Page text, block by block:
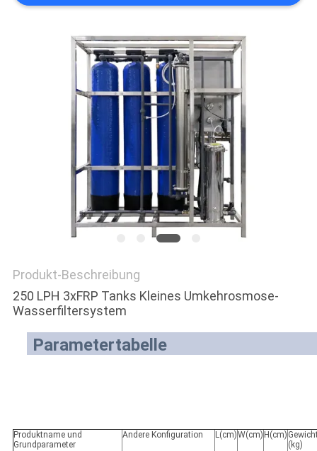
ZITAT
SITEMAP
PRIVACY
Produkt-Beschreibung
250 LPH 3xFRP Tanks Kleines Umkehrosmose-
Wasserfiltersystem
Parametertabelle
Produktname und
Grundparameter
Andere Konfiguration L(cm)W(cm) H (cm)
(kg)